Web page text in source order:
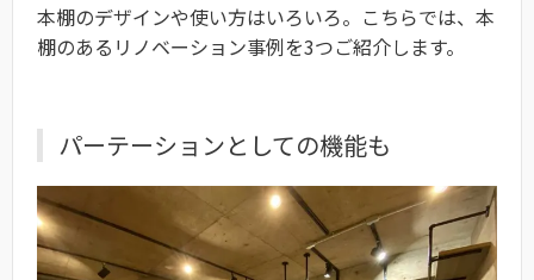
本棚のデザインや使い方はいろいろ。こちらでは、本
棚のあるリノベーション事例を3つご紹介します。
パーテーションとしての機能も